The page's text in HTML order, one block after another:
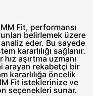
Fit, performansı
belirlemek üzere
eder. Bu sayede
kararlılığı sağlanır.
aşırtma uzmanı
arayan rekabetçi bir
kararlılığa öncelik
Fit isteklerinize ve
seçenekleri sunar.